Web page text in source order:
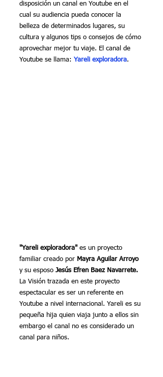
disposición un canal en Youtube en el
cual su audiencia pueda conocer la
belleza de determinados lugares, su
cultura y algunos tips o consejos de cómo
aprovechar mejor tu viaje. El canal de
Youtube se llama: Yareli exploradora.
"Yareli exploradora" es un proyecto
familiar creado por Mayra Aguilar Arroyo
y su esposo Jesús Efren Baez Navarrete.
La Visión trazada en este proyecto
espectacular es ser un referente en
Youtube a nivel internacional. Yareli es su
pequeña hija quien viaja junto a ellos sin
embargo el canal no es considerado un
canal para niños.